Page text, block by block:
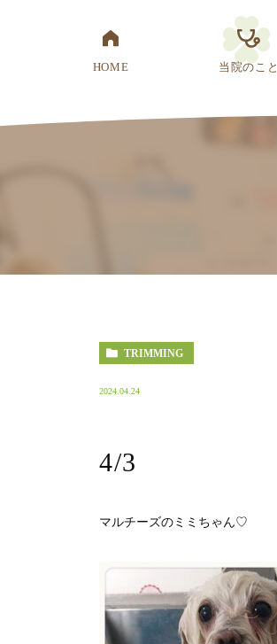
HOME 当院のこと
TRIMMING
2024.04.24
4/3
マルチーズのミミちゃん♡